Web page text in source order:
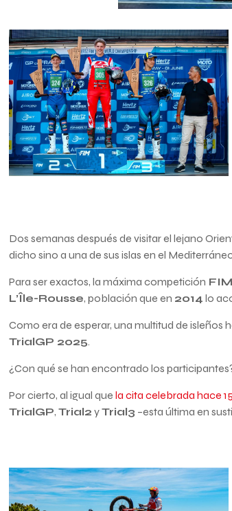
Dos semanas después de visitar el lejano
dicho sino a una de sus islas en el
Para ser exactos, la máxima competición FIM
L’Île-Rousse, población que en 2014 lo
Como era de esperar, una multitud de isleños
TrialGP 2025.
¿Con qué se han encontrado los
Por cierto, al igual quela cita celebrada hace
TrialGP,Trial2 yTrial3 –esta última en